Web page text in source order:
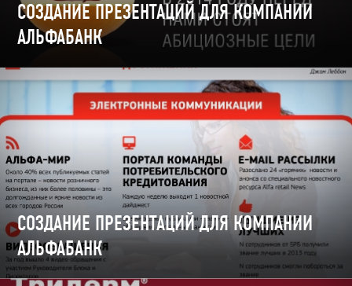
СОЗДАНИЕ ПРЕЗЕНТАЦИЙ ДЛЯ КОМПАНИИ
АЛЬФАБАНК
СОЗДАНИЕ ПРЕЗЕНТАЦИЙ ДЛЯ КОМПАНИИ
АЛЬФАБАНК